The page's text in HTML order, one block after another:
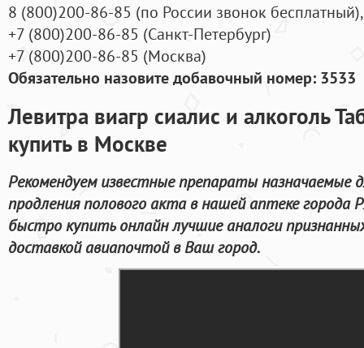
8 (800)200-86-85 (по России звонок бесплатный),
+7 (800)200-86-85 (Санкт-Петербург)
+7 (800)200-86-85 (Москва)
Обязательно назовите добавочный номер: 3533
Левитра виагр сиалис и алкоголь
купить в Москве
Рекомендуем известные препараты назначаемые
продления полового акта в нашей аптеке города
быстро купить онлайн лучшие аналоги
доставкой авиапочтой в Ваш город.